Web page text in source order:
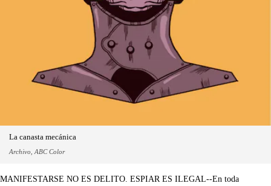
La canasta mecánica
Archivo, ABC Color
MANIFESTARSE NO ES DELITO. ESPIAR ES ILEGAL--En toda